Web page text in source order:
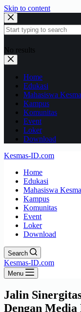
Skip to content
No results
Home
Edukasi
Mahasiswa
Kampus
Komunitas
Event
Loker
Download
Kesmas-ID.com
Home
Edukasi
Mahasiswa
Kampus
Komunitas
Event
Loker
Download
Search
Kesmas-ID.com
Menu
Jalin
Dengan Media